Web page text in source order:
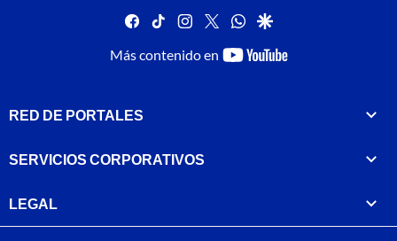
facebook
tiktok instagram
twitterwhatsapp
google
Más contenido en
youtube-
RED DE PORTALES
SERVICIOS CORPORATIVOS
LEGAL